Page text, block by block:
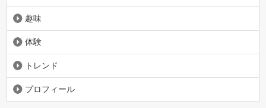
趣味
体験
トレンド
プロフィール